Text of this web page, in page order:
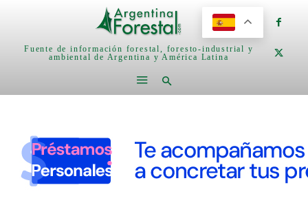
Fuente de información forestal, foresto-industrial y
ambiental de Argentina y América Latina